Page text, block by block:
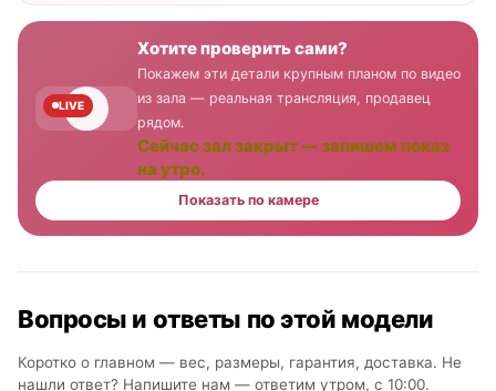
LIVE
Хотите проверить сами?
Покажем эти детали крупным планом по видео
из зала — реальная трансляция, продавец
рядом.
Сейчас зал закрыт — запишем показ
на утро.
Показать по камере
Вопросы и ответы по этой модели
Коротко о главном — вес, размеры, гарантия, доставка. Не
нашли ответ? Напишите нам — ответим утром, с 10:00.